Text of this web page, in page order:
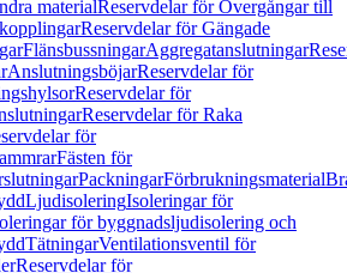
materialReservdelar för Övergångar till
Reservdelar för Gängade
FlänsbussningarAggregatanslutningar
AnslutningsböjarReservdelar för
Reservdelar för
Reservdelar för Raka
för
Fästen för
PackningarFörbrukningsmaterial
LjudisoleringIsoleringar för
för byggnadsljudisolering och
TätningarVentilationsventil för
Reservdelar för